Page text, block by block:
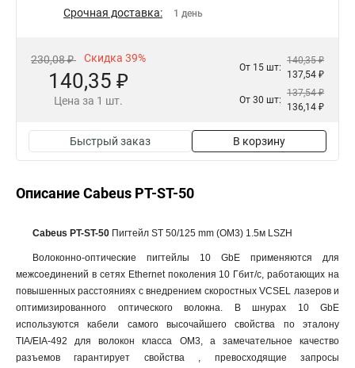
Срочная доставка: 1 день
230,08 ₽ Скидка 39%
140,35 ₽
Цена за 1 шт.
От 15 шт:
140,35 ₽
137,54 ₽
От 30 шт:
137,54 ₽
136,14 ₽
Быстрый заказ В корзину
Описание Cabeus PT-ST-50
Cabeus PT-ST-50 Пигтейл ST 50/125 mm (OM3) 1.5м LSZH
Волоконно-оптические пигтейлы 10 GbE применяются для
межсоединений в сетях Ethernet поколения 10 Гбит/с, работающих на
повышенных расстояниях с внедрением скоростных VCSEL лазеров и
оптимизированного оптического волокна. В шнурах 10 GbE
используются кабели самого высочайшего свойства по эталону
TIA/EIA-492 для волокон класса OM3, а замечательное качество
разъемов гарантирует свойства , превосходящие запросы